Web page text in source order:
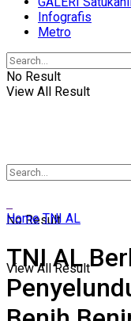
Infografis
Metro
No Result
View All Result
No Result
View All Result
Home TNI AL
TNI AL